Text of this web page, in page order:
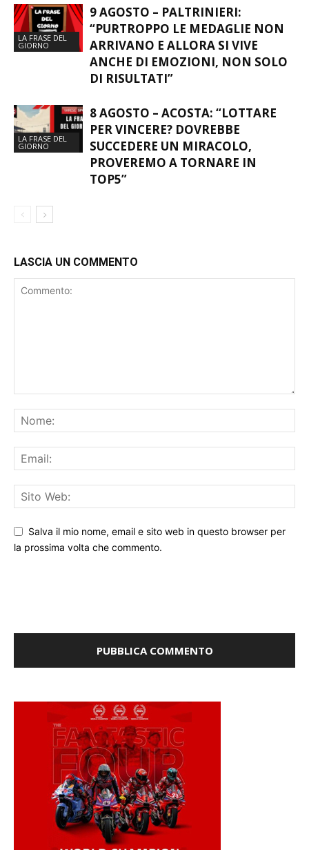
LA FRASE DEL
GIORNO
9 AGOSTO – PALTRINIERI:
“PURTROPPO LE MEDAGLIE NON
ARRIVANO E ALLORA SI VIVE
ANCHE DI EMOZIONI, NON SOLO
DI RISULTATI”
LA FRASE DEL
GIORNO
8 AGOSTO – ACOSTA: “LOTTARE
PER VINCERE? DOVREBBE
SUCCEDERE UN MIRACOLO,
PROVEREMO A TORNARE IN
TOP5”
LASCIA UN COMMENTO
Salva il mio nome, email e sito web in questo browser per
la prossima volta che commento.